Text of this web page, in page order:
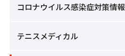
コロナウイルス感染症対策情報
テニスメディカル